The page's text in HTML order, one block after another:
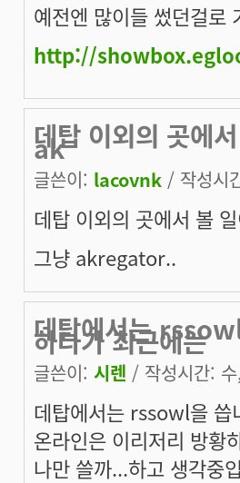
예전엔 많이들 썼던걸로
http://
데탑 이외의 곳에
ak
글쓴이: lacovnk / 작성시
데탑 이외의 곳에서 볼
그냥 akregator..
데탑에서는
하다가 최근에는
글쓴이: 시렌 / 작성시간:
데탑에서는 rssowl을 씁
온라인은 이리저리 방황
나만 쓸까...하고 생각중